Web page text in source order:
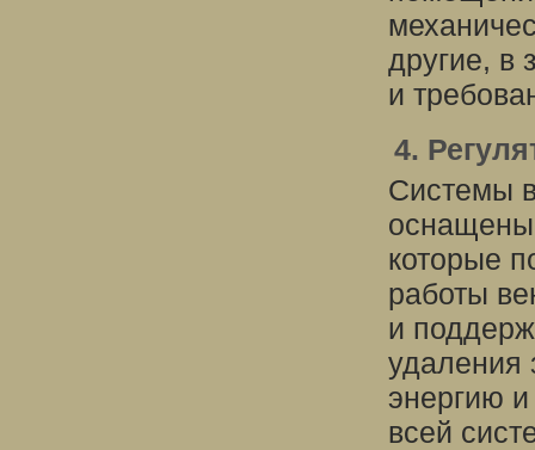
другие, в
и
4.
Системы
оснащены
которые
работы
и
удаления
энергию
всей